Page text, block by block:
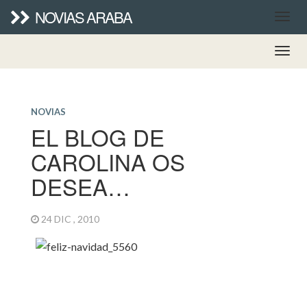
NOVIAS ARABA
NOVIAS
EL BLOG DE
CAROLINA OS
DESEA…
24 DIC , 2010